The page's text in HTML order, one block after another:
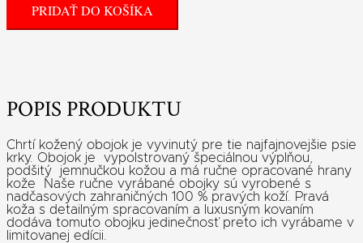
PRIDAŤ DO KOŠÍKA
POPIS PRODUKTU
Chrtí kožený obojok je vyvinutý pre tie najfajnovejšie psie
krky. Obojok je vypolstrovaný špeciálnou výplňou,
podšitý jemnučkou kožou a má ručne opracované hrany
kože Naše ručne vyrábané obojky sú vyrobené s
nadčasových zahraničných 100 % pravých koží. Pravá
koža s detailným spracovaním a luxusným kovaním
dodáva tomuto obojku jedinečnosť preto ich vyrábame v
limitovanej edícii.